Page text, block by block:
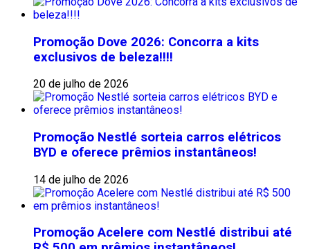
Promoção Dove 2026: Concorra a kits
exclusivos de beleza!!!!
20 de julho de 2026
Promoção Nestlé sorteia carros elétricos
BYD e oferece prêmios instantâneos!
14 de julho de 2026
Promoção Acelere com Nestlé distribui até